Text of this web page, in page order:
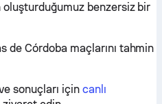
benzersiz bir
de Córdoba maçlarını tahmin
sonuçları için canlı